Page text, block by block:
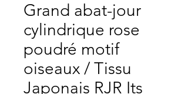
Grand abat-jour
cylindrique rose
poudré motif
oiseaux / Tissu
Japonais RJR Its